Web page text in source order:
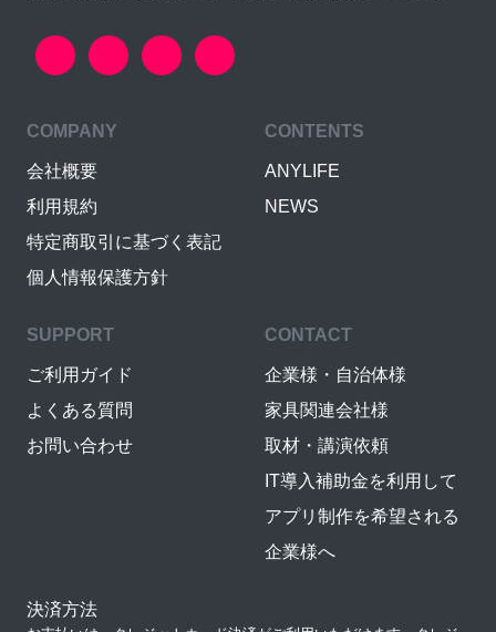
COMPANY
会社概要
利用規約
特定商取引に基づく表記
個人情報保護方針
CONTENTS
ANYLIFE
NEWS
SUPPORT
ご利用ガイド
よくある質問
お問い合わせ
CONTACT
企業様・自治体様
家具関連会社様
取材・講演依頼
IT導入補助金を利用して
アプリ制作を希望される
企業様へ
決済方法